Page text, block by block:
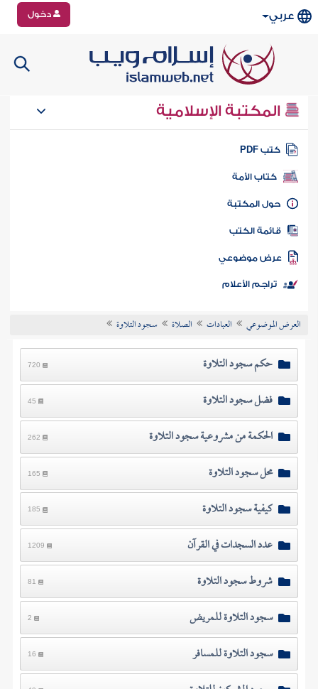
عربي دخول
المكتبة الإسلامية
كتب PDF
كتاب الأمة
المكتبة
الكتب
موضوعي
تراجم الأعلام
العرض الموضوعي العبادات الصلاة سجود التلاوة
حكم سجود التلاوة 720
فضل سجود التلاوة 45
الحكمة من مشروعية سجود التلاوة 262
محل سجود التلاوة 165
كيفية سجود التلاوة 185
عدد السجدات في القرآن 1209
شروط سجود التلاوة 81
سجود التلاوة للمريض 2
سجود التلاوة للمسافر 16